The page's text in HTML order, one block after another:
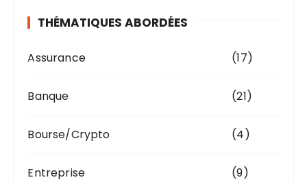
THÉMATIQUES ABORDÉES
Assurance (17)
Banque (21)
Bourse/Crypto (4)
Entreprise (9)